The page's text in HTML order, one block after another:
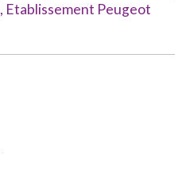
, Etablissement Peugeot